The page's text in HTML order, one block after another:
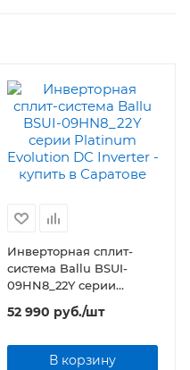
Инверторная сплит-
система Ballu BSUI-
09HN8_22Y серии
Platinum Evolution DC
Inverter
52 990 руб./шт
В корзину